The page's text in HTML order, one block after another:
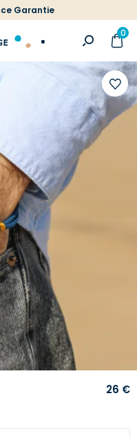
Garantie
0
à
26 €